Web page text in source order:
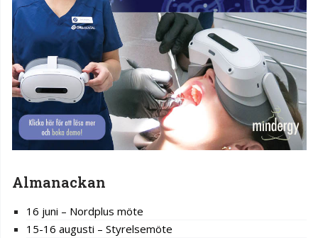
Almanackan
16 juni – Nordplus möte
15-16 augusti – Styrelsemöte